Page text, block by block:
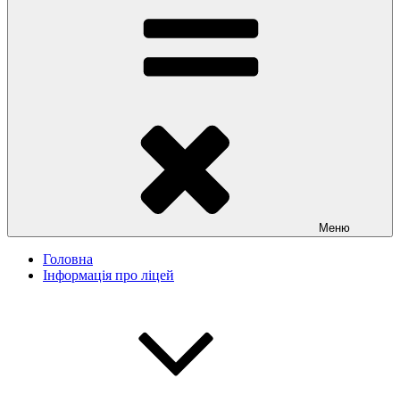
Меню
Головна
Інформація про ліцей